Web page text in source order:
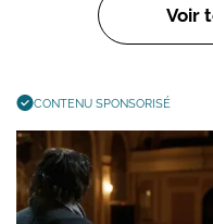
Voir
CONTENU SPONSORISÉ